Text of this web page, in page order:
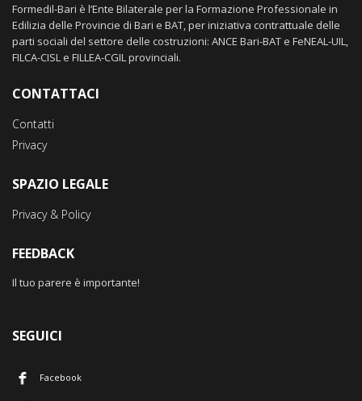
Formedil-Bari è l’Ente Bilaterale per la Formazione Professionale in
Edilizia delle Provincie di Bari e BAT, per iniziativa contrattuale delle
parti sociali del settore delle costruzioni: ANCE Bari-BAT e FeNEAL-UIL,
FILCA-CISL e FILLEA-CGIL provinciali.
CONTATTACI
Contatti
Privacy
SPAZIO LEGALE
Privacy & Policy
FEEDBACK
Il tuo parere è importante!
SEGUICI
Facebook